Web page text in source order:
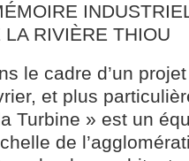
RIVIÈRE THIOU
le cadre d’un
et plus
Turbine » est un
de